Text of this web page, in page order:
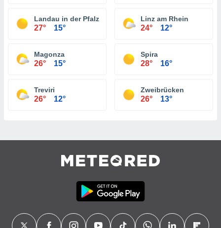
Landau in der Pfalz
27° 15°
Linz am Rhein
24° 12°
Magonza
26° 15°
Spira
28° 16°
Treviri
26° 12°
Zweibrücken
26° 13°